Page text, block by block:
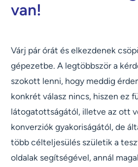
van!
Várj pár órát és elkezdenek
gépezetbe. A legtöbbször a
szokott lenni, hogy meddig
konkrét válasz nincs, hiszen ez
látogatottságától, illetve az ott
konverziók gyakoriságától, de
több célteljesülés születik a
oldalak segítségével, annál